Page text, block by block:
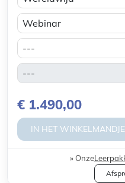
€ 1.490,00
IN HET WINKELMANDJE
Onze